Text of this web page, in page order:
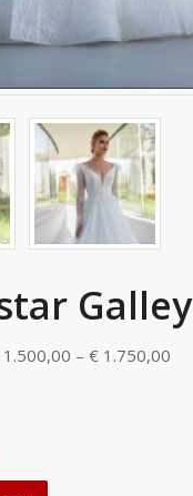
Galley
– € 1.750,00